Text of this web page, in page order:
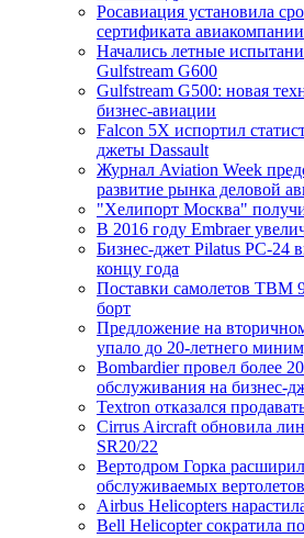
Росавиация установила
сертификата
Начались летные
Gulfstream G600
Gulfstream G500: новая
бизнес-авиации
Falcon 5X испортил
джеты Dassault
Журнал Aviation Week
развитие рынка деловой
"Хелипорт Москва"
В 2016 году Embraer
Бизнес-джет Pilatus PC-24
концу года
Поставки самолетов TBM
борт
Предложение на
упало до 20-летнего
Bombardier провел более
обслуживания на бизнес-
Textron отказался
Cirrus Aircraft обновила
SR20/22
Вертодром Горка
обслуживаемых вертолетов
Airbus Helicopters
Bell Helicopter сократила